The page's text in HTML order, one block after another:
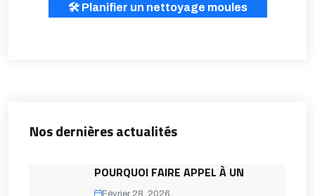
🛠️ Planifier un nettoyage moules
Nos dernières actualités
POURQUOI FAIRE APPEL À UN
Février 28, 2026